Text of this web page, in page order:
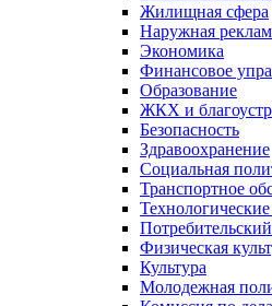
Жилищная сфера
Наружная
Экономика
Финансовое
Образование
ЖКХ и
Безопасность
Здравоохранение
Социальная
Транспортное
Физическая
Культура
Молодежная